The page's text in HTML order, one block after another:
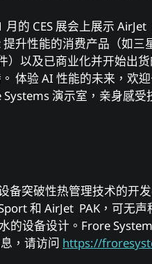
的 CES 展会上展示
升性能的消费产品（如
）以及已商业化并开始出
体验 AI 性能的未来，欢
演示室，亲身感受
备突破性热管理技术的开
和 AirJet PAK，可无
的设备设计。Frore
，请访问 https://